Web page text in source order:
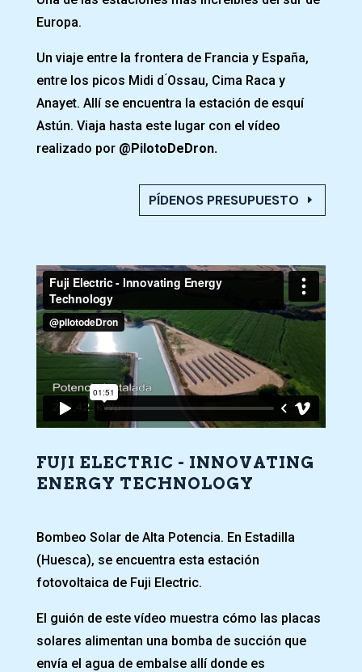
Europa.
Un viaje entre la frontera de Francia y España,
entre los picos Midi d ́Ossau, Cima Raca y
Anayet. Allí se encuentra la estación de esquí
Astún. Viaja hasta este lugar con el vídeo
realizado por @PilotoDeDron.
PÍDENOS PRESUPUESTO
FUJI ELECTRIC - INNOVATING
ENERGY TECHNOLOGY
Bombeo Solar de Alta Potencia. En Estadilla
(Huesca), se encuentra esta estación
fotovoltaica de Fuji Electric.
El guión de este vídeo muestra cómo las placas
solares alimentan una bomba de succión que
envía el agua de embalse allí donde es